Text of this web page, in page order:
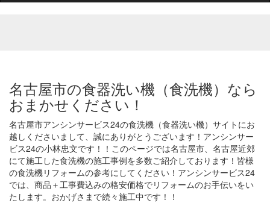
名古屋市の食器洗い機（食洗機）なら
おまかせください！
名古屋市アンシンサービス24の食洗機（食器洗い機）サイトにお
越しくださいまして、誠にありがとうございます！アンシンサー
ビス24の小林忠文です！！このページでは名古屋市、名古屋近郊
にて施工した食洗機の施工事例を多数ご紹介しております！皆様
の食洗機リフォームの参考にしてください！アンシンサービス24
では、商品＋工事費込みの格安価格でリフォームのお手伝いをい
たします。おかげさまで続々施工中です！！